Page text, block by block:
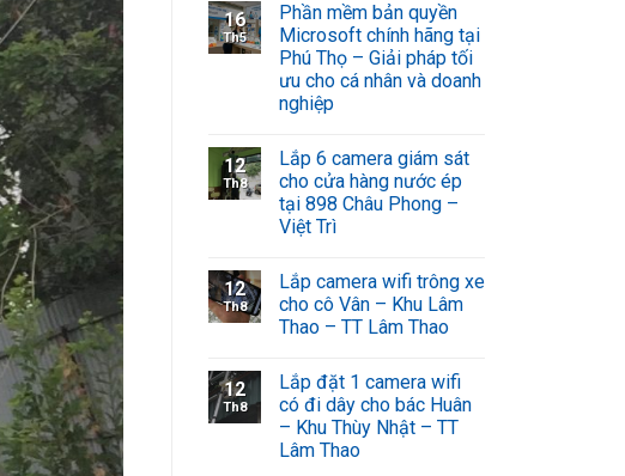
16
Th5
Phần mềm bản quyền
Microsoft chính hãng tại
Phú Thọ – Giải pháp tối
ưu cho cá nhân và doanh
nghiệp
12
Th8
Lắp 6 camera giám sát
cho cửa hàng nước ép
tại 898 Châu Phong –
Việt Trì
12
Th8
Lắp camera wifi trông xe
cho cô Vân – Khu Lâm
Thao – TT Lâm Thao
12
Th8
Lắp đặt 1 camera wifi
có đi dây cho bác Huân
– Khu Thùy Nhật – TT
Lâm Thao